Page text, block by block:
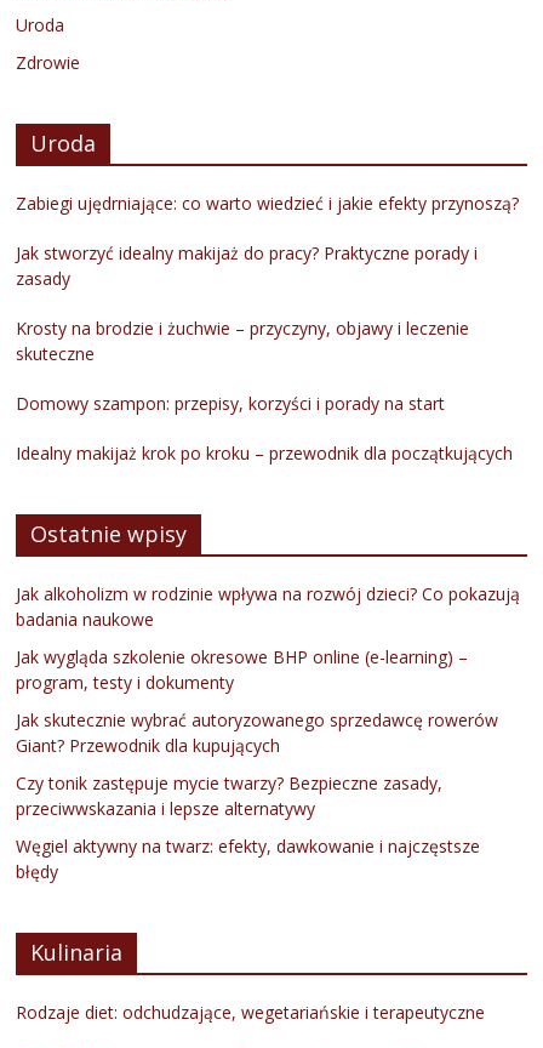
Uroda
Zdrowie
Uroda
Zabiegi ujędrniające: co warto wiedzieć i jakie efekty przynoszą?
Jak stworzyć idealny makijaż do pracy? Praktyczne porady i
zasady
Krosty na brodzie i żuchwie – przyczyny, objawy i leczenie
skuteczne
Domowy szampon: przepisy, korzyści i porady na start
Idealny makijaż krok po kroku – przewodnik dla początkujących
Ostatnie wpisy
Jak alkoholizm w rodzinie wpływa na rozwój dzieci? Co pokazują
badania naukowe
Jak wygląda szkolenie okresowe BHP online (e-learning) –
program, testy i dokumenty
Jak skutecznie wybrać autoryzowanego sprzedawcę rowerów
Giant? Przewodnik dla kupujących
Czy tonik zastępuje mycie twarzy? Bezpieczne zasady,
przeciwwskazania i lepsze alternatywy
Węgiel aktywny na twarz: efekty, dawkowanie i najczęstsze
błędy
Kulinaria
Rodzaje diet: odchudzające, wegetariańskie i terapeutyczne